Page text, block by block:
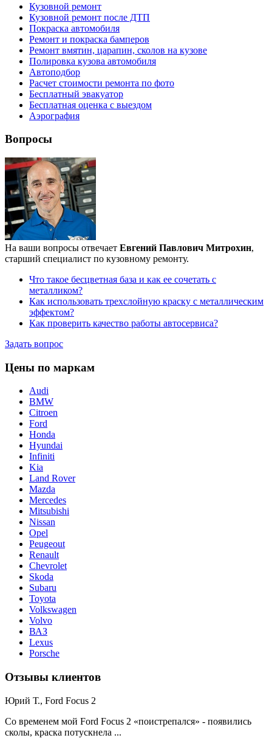
Кузовной ремонт
Кузовной ремонт после ДТП
Покраска автомобиля
Ремонт и покраска бамперов
Ремонт вмятин, царапин, сколов на кузове
Полировка кузова автомобиля
Автоподбор
Расчет стоимости ремонта по фото
Бесплатный эвакуатор
Бесплатная оценка с выездом
Аэрография
Вопросы
На ваши вопросы отвечает Евгений Павлович Митрохин,
старший специалист по кузовному ремонту.
Что такое бесцветная база и как ее сочетать с
металликом?
Как использовать трехслойную краску с металлическим
эффектом?
Как проверить качество работы автосервиса?
Задать вопрос
Цены по маркам
Audi
BMW
Citroen
Ford
Honda
Hyundai
Infiniti
Kia
Land Rover
Mazda
Mercedes
Mitsubishi
Nissan
Opel
Peugeout
Renault
Chevrolet
Skoda
Subaru
Toyota
Volkswagen
Volvo
ВАЗ
Lexus
Porsche
Отзывы клиентов
Юрий Т., Ford Focus 2
Со временем мой Ford Focus 2 «поистрепался» - появились
сколы, краска потускнела ...